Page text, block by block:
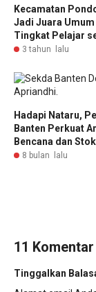
Kecamatan
Jadi Juara Umum
Tingkat Pelajar
3 tahun lalu
Hadapi Nataru,
Banten Perkuat
Bencana dan
8 bulan lalu
11 Komentar
Tinggalkan